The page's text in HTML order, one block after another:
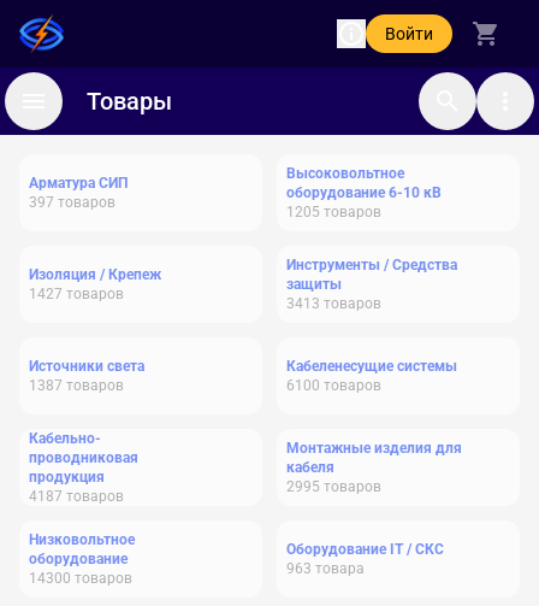
Войти
Товары
Арматура СИП
397 товаров
Высоковольтное
оборудование 6-10 кВ
1205 товаров
Изоляция / Крепеж
1427 товаров
Инструменты / Средства
защиты
3413 товаров
Источники света
1387 товаров
Кабеленесущие системы
6100 товаров
Кабельно-
проводниковая
продукция
4187 товаров
Монтажные изделия для
кабеля
2995 товаров
Низковольтное
оборудование
14300 товаров
Оборудование IT / СКС
963 товара